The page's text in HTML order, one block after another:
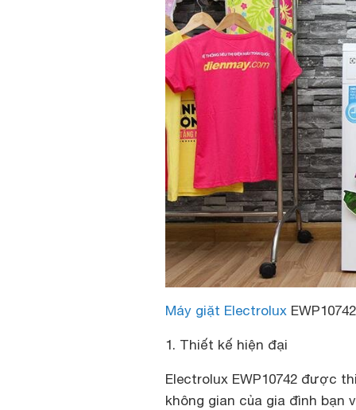
Máy giặt Electrolux EWP10742
1. Thiết kế hiện đại
Electrolux EWP10742 được
không gian của gia đình bạn